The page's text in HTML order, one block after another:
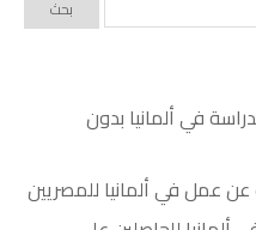
في ألمانيا بدون
عن عمل في ألمانيا للمصريين